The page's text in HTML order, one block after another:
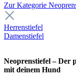
Zur Kategorie
Herrenstiefel
Damenstiefel
Neoprenstiefel – Der
mit deinem Hund